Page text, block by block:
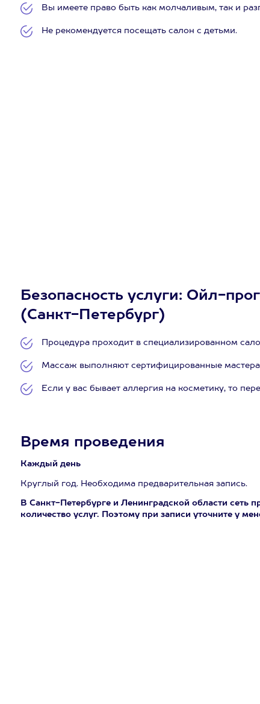
Вы имеете право быть как молчаливым, так и
Не рекомендуется посещать салон с детьми.
Безопасность услуги: Ойл-
(Санкт-Петербург)
Процедура проходит в специализированном
Массаж выполняют сертифицированные
Если у вас бывает аллергия на косметику, то
Время проведения
Каждый день
Круглый год. Необходима предварительная запись.
В Санкт-Петербурге и Ленинградской области
количество услуг. Поэтому при записи уточните у